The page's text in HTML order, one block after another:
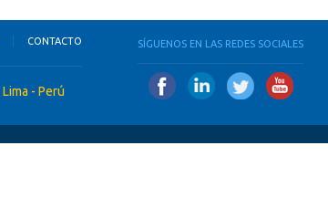
CONTACTO
Lima - Perú
SÍGUENOS EN LAS REDES SOCIALES